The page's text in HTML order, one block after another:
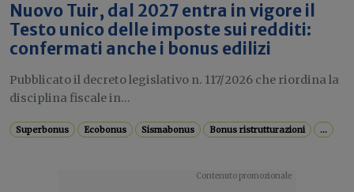
Nuovo Tuir, dal 2027 entra in vigore il
Testo unico delle imposte sui redditi:
confermati anche i bonus edilizi
Pubblicato il decreto legislativo n. 117/2026 che riordina la
disciplina fiscale in...
Superbonus Ecobonus Sismabonus Bonus ristrutturazioni ...